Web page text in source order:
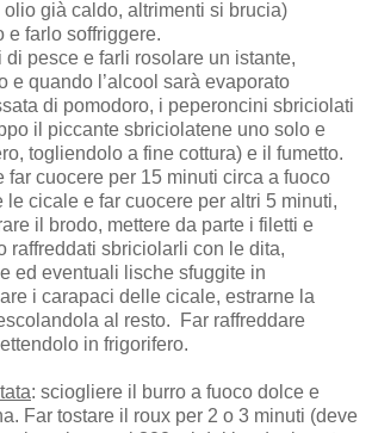
già caldo, altrimenti si brucia)
e farlo soffriggere.
pesce e farli rosolare un istante,
e quando l’alcool sarà evaporato
di pomodoro, i peperoncini sbriciolati
il piccante sbriciolatene uno solo e
togliendolo a fine cottura) e il fumetto.
far cuocere per 15 minuti circa a fuoco
le cicale e far cuocere per altri 5 minuti,
il brodo, mettere da parte i filetti e
raffreddati sbriciolarli con le dita,
ed eventuali lische sfuggite in
i carapaci delle cicale, estrarne la
al resto. Far raffreddare
in frigorifero.
: sciogliere il burro a fuoco dolce e
Far tostare il roux per 2 o 3 minuti (deve